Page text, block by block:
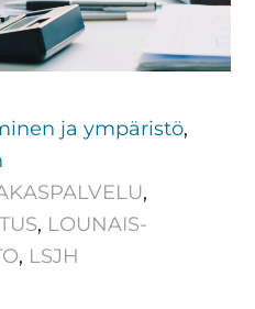
ja ympäristö,
,
, LOUNAIS-
, LSJH